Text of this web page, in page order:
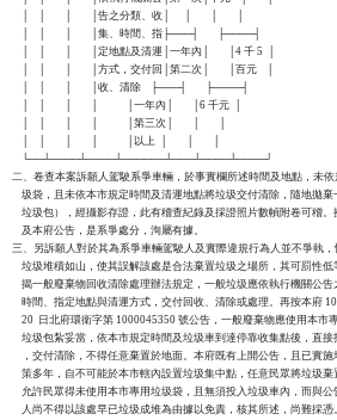
    │    │        │        │告之分類、收│      │        │        │
    │    │        │        │集、時間、指├───┤        ├────┤
    │    │        │        │定地點及清運│一年內│        │4 千 5  │
    │    │        │        │方式，交付回│第二次│        │百元    │
    │    │        │        │收、清除    ├───┤        ├────┤
    │    │        │        │            │一年內│        │6 千元  │
    │    │        │        │            │第三次│        │        │
    │    │        │        │            │以上  │        │        │
    └──┴────┴────┴──────┴───┴────┴────┘
二、卷查本案訴願人駕駛系爭車輛，於事實欄所述時間及地點，未
圾袋，且未依本市規定時間及清運地點將垃圾交付清除，隨地拋
垃圾包），經攝影存證，此有稽查紀錄及採證照片數幀附卷可稽
    及本府公告，是系爭處分，洵屬有據。
三、另訴願人對於其為系爭車輛駕駛人及實際違規行為人並不爭執
垃圾堆積如山，使其誤解該處是合法棄置垃圾之場所，其可罰性
揭一般廢棄物回收清除處理辦法規定，一般垃圾應依執行機關公
時間、指定地點與清運方式，交付回收、清除或處理。再按本府 100
20  日北府環衛字第 1000045350 號公告，一般廢棄物應使用本市
垃圾包紮妥當，依本市規定時間及垃圾車到達停靠收集點後，直
，交付清除，不得任意棄置於地面。本府既有上開公告，且已實
策多年，自不可能於本市轄內設置垃圾集中點，任意民眾將垃圾
允許民眾得未使用本市專用垃圾袋，且無須投入垃圾車內，而與
人尚不得以該處早已垃圾成堆為由據以免責，核其所述，尚難採